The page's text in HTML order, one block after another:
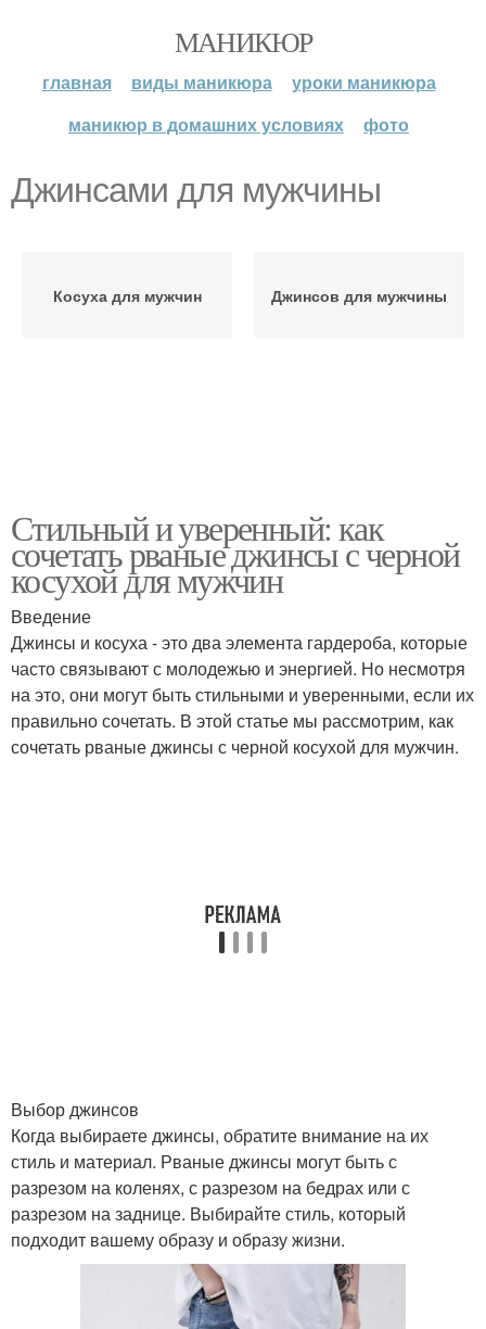
МАНИКЮР
главная виды маникюра
уроки маникюра
маникюр в домашних условиях
фото
Джинсами для мужчины
Косуха для мужчин Джинсов для мужчины
Стильный и уверенный: как
сочетать рваные джинсы с черной
косухой для мужчин
Введение
Джинсы и косуха - это два элемента гардероба, которые
часто связывают с молодежью и энергией. Но несмотря
на это, они могут быть стильными и уверенными, если их
правильно сочетать. В этой статье мы рассмотрим, как
сочетать рваные джинсы с черной косухой для мужчин.
Выбор джинсов
Когда выбираете джинсы, обратите внимание на их
стиль и материал. Рваные джинсы могут быть с
разрезом на коленях, с разрезом на бедрах или с
разрезом на заднице. Выбирайте стиль, который
подходит вашему образу и образу жизни.